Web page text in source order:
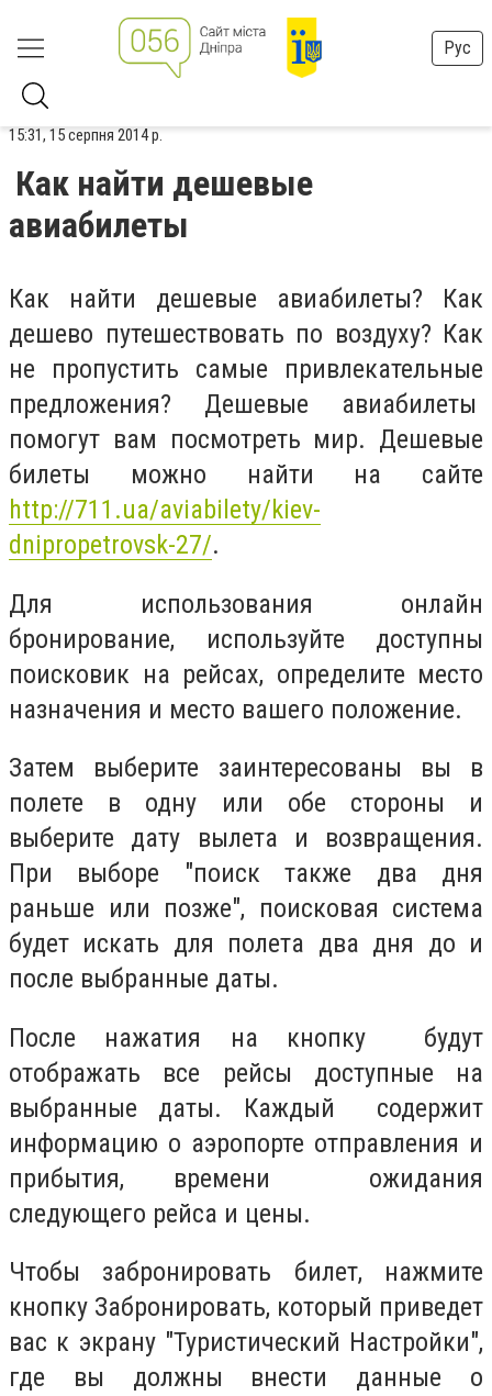
Рус
15:31, 15 серпня 2014 р.
Как найти дешевые
авиабилеты
Как найти дешевые авиабилеты? Как
дешево путешествовать по воздуху? Как
не пропустить самые привлекательные
предложения? Дешевые авиабилеты
помогут вам посмотреть мир. Дешевые
билеты можно найти на сайте
http://711.ua/aviabilety/kiev-
dnipropetrovsk-27/.
Для использования онлайн
бронирование, используйте доступны
поисковик на рейсах, определите место
назначения и место вашего положение.
Затем выберите заинтересованы вы в
полете в одну или обе стороны и
выберите дату вылета и возвращения.
При выборе "поиск также два дня
раньше или позже", поисковая система
будет искать для полета два дня до и
после выбранные даты.
После нажатия на кнопку будут
отображать все рейсы доступные на
выбранные даты. Каждый содержит
информацию о аэропорте отправления и
прибытия, времени ожидания
следующего рейса и цены.
Чтобы забронировать билет, нажмите
кнопку Забронировать, который приведет
вас к экрану "Туристический Настройки",
где вы должны внести данные о